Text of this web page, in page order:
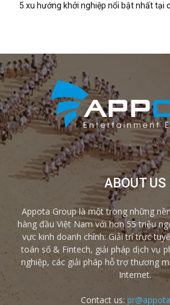
5 xu hướng khởi nghiệp nổi bật nhất tại
ABOUT US
Appota Group là một trong những
hàng đầu Việt Nam với hơn 55 triệu
vực kinh doanh chính: Giải trí trực
toán số & Fintech, giải pháp dịch vụ
nghiệp, các giải pháp hỗ trợ thương
Internet.
Contact us: